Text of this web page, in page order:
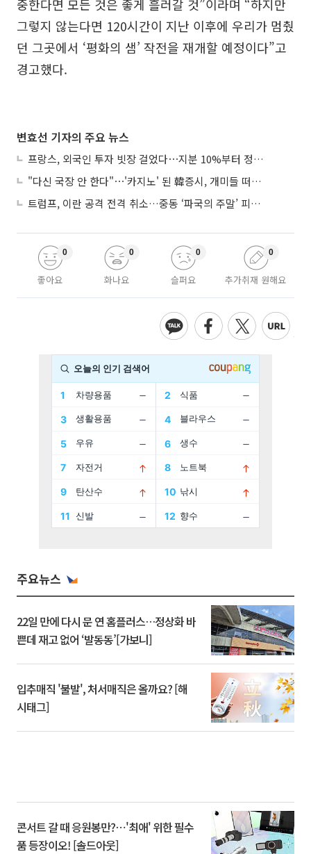
중한다면 모든 것은 좋게 흘러갈 것”이라며 “하지만
그렇지 않는다면 120시간이 지난 이후에 우리가 멈췄
던 그곳에서 ‘평화의 샘’ 작전을 재개할 예정이다”고
경고했다.
변효선 기자의 주요 뉴스
프랑스, 외국인 투자 빗장 걸었다⋯지분 10%부터 정부가 승인
"다신 국장 안 한다"⋯'카지노' 된 韓증시, 개미들 떠난다
트럼프, 이란 공격 전격 취소…중동 ‘파국의 주말’ 피했다
좋아요
0
화나요
0
슬퍼요
0
추가취재 원해요
0
주요뉴스
22일 만에 다시 문 연 홈플러스…정상화 바
쁜데 재고 없어 ‘발동동’[가보니]
입추매직 '불발', 처서매직은 올까요? [해
시태그]
콘서트 갈 때 응원봉만?⋯'최애' 위한 필수
품 등장이오! [솔드아웃]